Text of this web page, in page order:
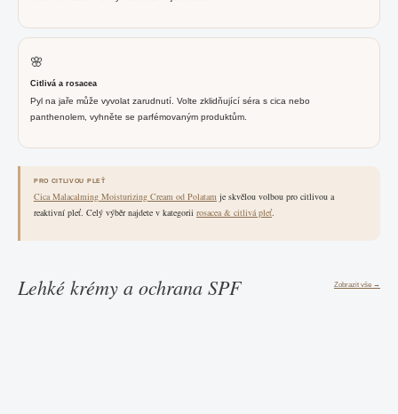
🌸
Citlivá a rosacea
Pyl na jaře může vyvolat zarudnutí. Volte zklidňující séra s cica nebo
panthenolem, vyhněte se parfémovaným produktům.
PRO CITLIVOU PLEŤ
Cica Malacalming Moisturizing Cream od Polatam je skvělou volbou pro citlivou a
reaktivní pleť. Celý výběr najdete v kategorii rosacea & citlivá pleť
Lehké krémy a ochrana SPF Zobrazit vše →